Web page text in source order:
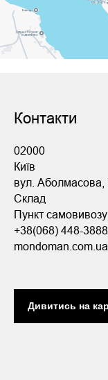
Контакти
02000
Київ
вул. Аболмасова,
Склад
Пункт самовивозу
+38(068) 448-3888
Дивитись на